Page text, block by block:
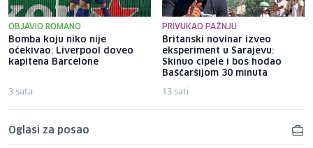
OBJAVIO ROMANO
Bomba koju niko nije
očekivao: Liverpool doveo
kapitena Barcelone
3 sata
PRIVUKAO PAŽNJU
Britanski novinar izveo
eksperiment u Sarajevu:
Skinuo cipele i bos hodao
Baščaršijom 30 minuta
13 sati
Oglasi za posao